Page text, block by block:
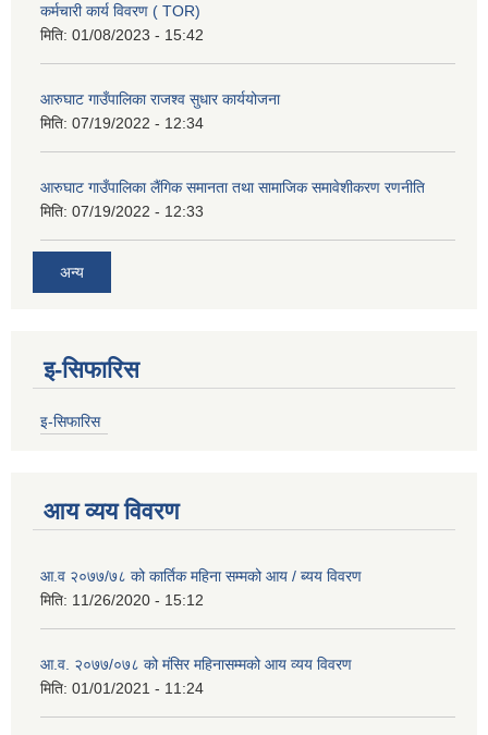
कर्मचारी कार्य विवरण ( TOR)
मिति: 01/08/2023 - 15:42
आरुघाट गाउँपालिका राजश्व सुधार कार्ययोजना
मिति: 07/19/2022 - 12:34
आरुघाट गाउँपालिका लैंगिक समानता तथा सामाजिक समावेशीकरण रणनीति
मिति: 07/19/2022 - 12:33
अन्य
इ-सिफारिस
इ-सिफारिस
आय व्यय विवरण
आ.व २०७७/७८ को कार्तिक महिना सम्मको आय / ब्यय विवरण
मिति: 11/26/2020 - 15:12
आ.व. २०७७/०७८ को मंसिर महिनासम्मको आय व्यय विवरण
मिति: 01/01/2021 - 11:24